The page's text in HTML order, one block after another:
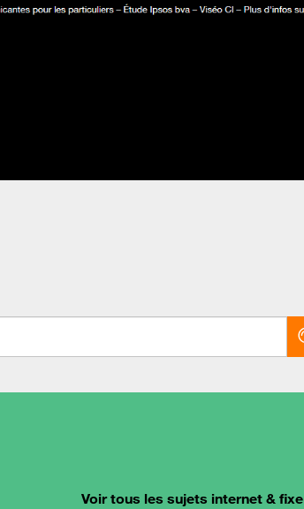
Voir tous les sujets internet & fixe